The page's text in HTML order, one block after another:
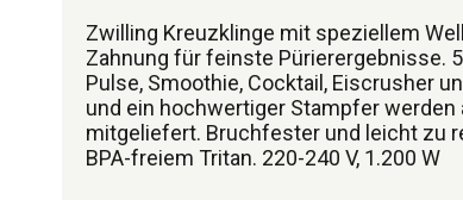
Zwilling Kreuzklinge mit speziellem
Zahnung für feinste Pürierergebnisse.
Pulse, Smoothie, Cocktail, Eiscrusher
und ein hochwertiger Stampfer
mitgeliefert. Bruchfester und leicht zu
BPA-freiem Tritan. 220-240 V, 1.200 W